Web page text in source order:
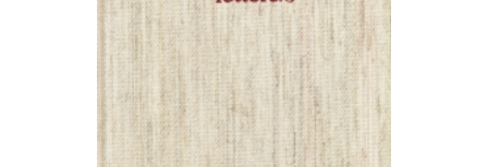
AGGIUNGI AL CARRELLO